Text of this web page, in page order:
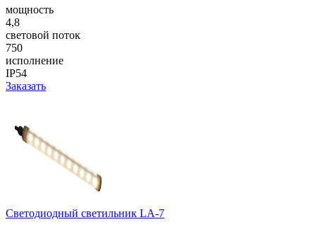
мощность
4,8
световой поток
750
исполнение
IP54
Заказать
Светодиодный светильник LA-7